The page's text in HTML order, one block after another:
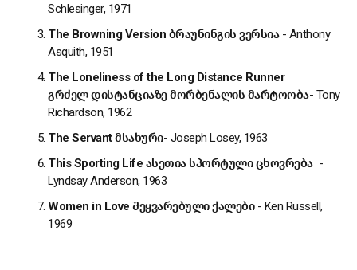
Schlesinger, 1971
The Browning Version ბრაუნინგის ვერსია- Anthony
Asquith, 1951
The Loneliness of the Long Distance Runner
გრძელდისტანციაზემორბენალის მარტოობა- Tony
Richardson, 1962
The Servantმსახური- Joseph Losey, 1963
This Sporting Life ასეთია სპორტულიცხოვრება-
Lyndsay Anderson, 1963
Women in Love შეყვარებულიქალები- Ken Russell,
1969